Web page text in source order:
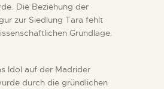
Die Beziehung der
zur Siedlung Tara fehlt
Grundlage.
Idol auf der Madrider
durch die gründlichen